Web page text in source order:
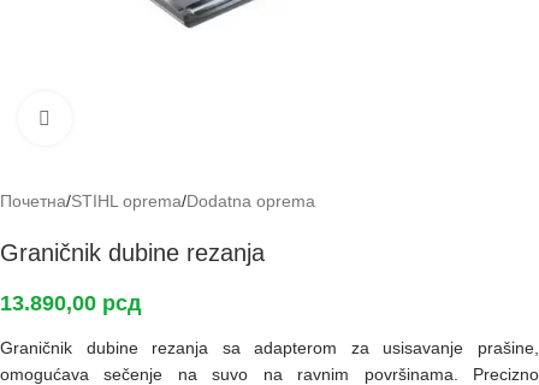
Почетна/STIHL oprema/Dodatna oprema
Graničnik dubine rezanja
13.890,00 рсд
Graničnik dubine rezanja sa adapterom za usisavanje prašine,
omogućava sečenje na suvo na ravnim površinama. Precizno